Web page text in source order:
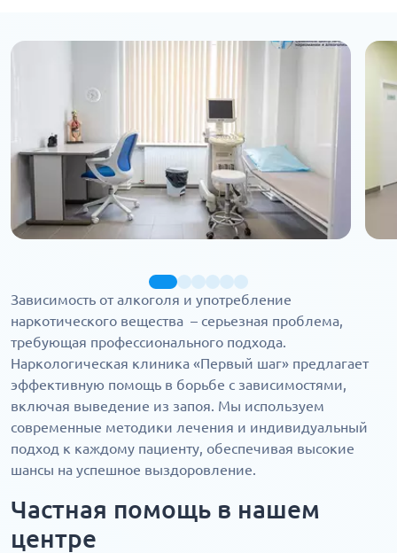
Зависимость от алкоголя и употребление
наркотического вещества – серьезная проблема,
требующая профессионального подхода.
Наркологическая клиника «Первый шаг» предлагает
эффективную помощь в борьбе с зависимостями,
включая выведение из запоя. Мы используем
современные методики лечения и индивидуальный
подход к каждому пациенту, обеспечивая высокие
шансы на успешное выздоровление.
Частная помощь в нашем
центре